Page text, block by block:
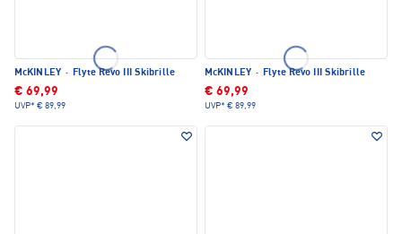
McKINLEY · Flyte Revo III Skibrille
€ 69,99
UVP* € 89,99
McKINLEY · Flyte Revo III Skibrille
€ 69,99
UVP* € 89,99